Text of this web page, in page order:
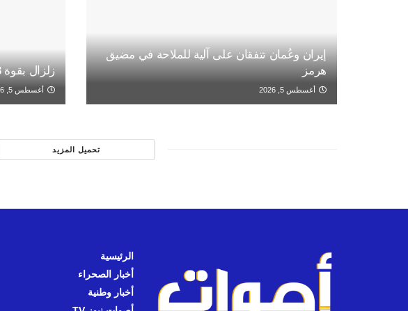
إيران وعُمان تتفقان على آلية للملاحة في مضيق
هرمز
أغسطس 5, 2026
زلزال بقوة 6,3 درجات يضرب جنوب الفيليبين
أغسطس 5, 2026
تحميل المزيد
الرئيسية
أخبار الصحراء
أخبار وطنية